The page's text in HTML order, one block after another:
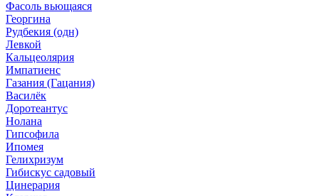
Фасоль вьющаяся
Георгина
Рудбекия (одн)
Левкой
Кальцеолярия
Импатиенс
Газания (Гацания)
Василёк
Доротеантус
Нолана
Гипсофила
Ипомея
Гелихризум
Гибискус садовый
Цинерария